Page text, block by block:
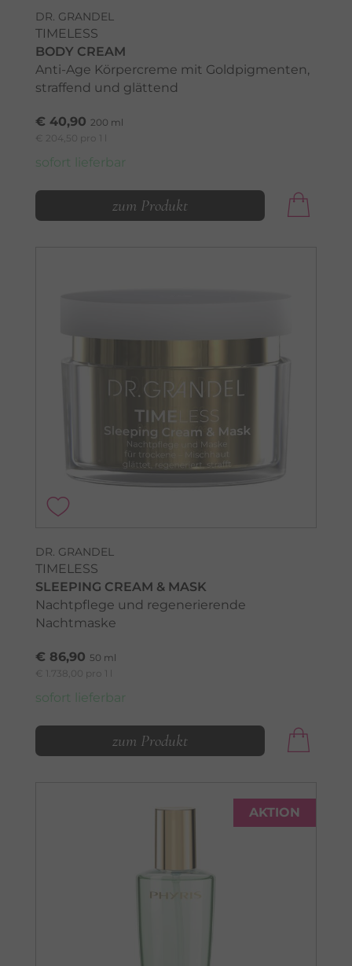
DR. GRANDEL
TIMELESS
BODY CREAM
Anti-Age Körpercreme mit Goldpigmenten,
straffend und glättend
€ 40,90 200 ml
€ 204,50 pro 1 l
sofort lieferbar
zum Produkt
DR. GRANDEL
TIMELESS
SLEEPING CREAM & MASK
Nachtpflege und regenerierende
Nachtmaske
€ 86,90 50 ml
€ 1.738,00 pro 1 l
sofort lieferbar
zum Produkt
AKTION